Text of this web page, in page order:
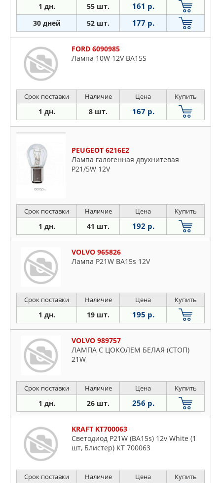
1 дн. 55 шт. 161 р.
30 дней 52 шт. 177 р.
FORD 6090985
Лампа 10W 12V BA15S
Срок поставки Наличие Цена Купить
1 дн. 8 шт. 167 р.
PEUGEOT 6216E2
Лампа галогенная двухнитевая
P21/5W 12V
Срок поставки Наличие Цена Купить
1 дн. 41 шт. 192 р.
VOLVO 965826
Лампа P21W BA15s 12V
Срок поставки Наличие Цена Купить
1 дн. 19 шт. 195 р.
VOLVO 989757
ЛАМПА С ЦОКОЛЕМ БЕЛАЯ (СТОП)
21W
Срок поставки Наличие Цена Купить
1 дн. 26 шт. 256 р.
KRAFT KT700063
Светодиод P21W (BA15s) 12v White (1
шт, Блистер) КТ 700063
Срок поставки Наличие Цена Купить